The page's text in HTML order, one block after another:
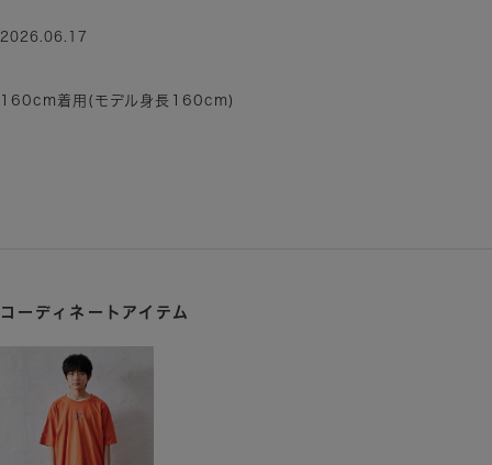
2026.06.17
160cm着用(モデル身長160cm)
コーディネートアイテム